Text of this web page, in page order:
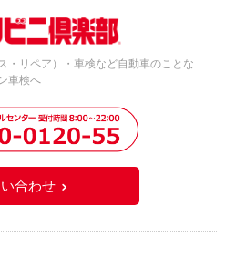
・リペア）・車検など自動車のことな
車検へ
合わせ